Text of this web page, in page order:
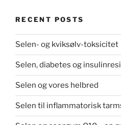
RECENT POSTS
Selen- og kviksølv-toksicitet
Selen, diabetes og
Selen og vores helbred
Selen til inflammatorisk